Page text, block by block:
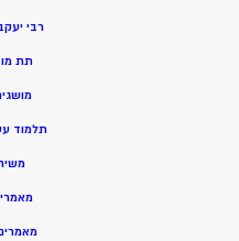
רבי
תת
תלמוד